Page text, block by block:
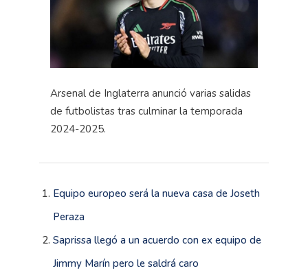
Arsenal de Inglaterra anunció varias salidas
de futbolistas tras culminar la temporada
2024-2025.
Equipo europeo será la nueva casa de Joseth
Peraza
Saprissa llegó a un acuerdo con ex equipo de
Jimmy Marín pero le saldrá caro